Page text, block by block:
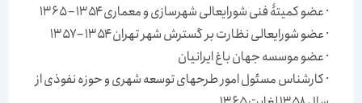
· عضو كمیتۀ فنی شورایعالی شهرسازی و معماری ۱۳۵۴ – ۱۳۶۵
· عضو شورایعالی نظارت بر گسترش شهر تهران ۱۳۵۴ – ۱۳۵۷
· عضو موسسه جهان باغ ایرانیان
· كارشناس مسئول امور طرحهای توسعه شهری و حوزه نفوذی از